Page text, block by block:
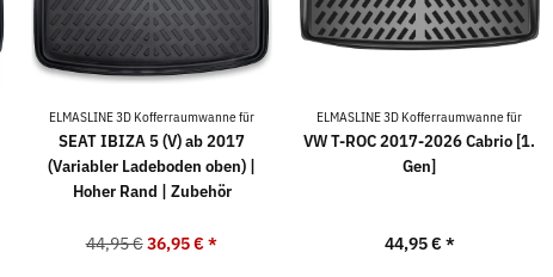
ELMASLINE 3D Kofferraumwanne für
SEAT IBIZA 5 (V) ab 2017
(Variabler Ladeboden oben) |
Hoher Rand | Zubehör
44,95 € 36,95 €*
ELMASLINE 3D Kofferraumwanne für
VW T-ROC 2017-2026 Cabrio [1.
Gen]
44,95 € *